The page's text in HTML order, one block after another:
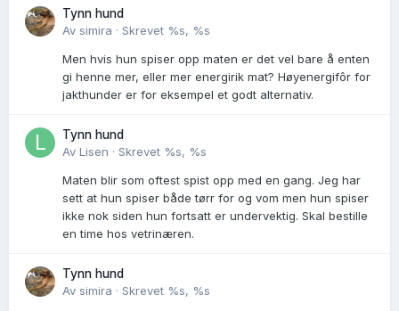
Tynn hund
Av simira · Skrevet %s, %s
Men hvis hun spiser opp maten er det vel bare å enten
gi henne mer, eller mer energirik mat? Høyenergifôr for
jakthunder er for eksempel et godt alternativ.
Tynn hund
Av Lisen · Skrevet %s, %s
Maten blir som oftest spist opp med en gang. Jeg har
sett at hun spiser både tørr for og vom men hun spiser
ikke nok siden hun fortsatt er undervektig. Skal bestille
en time hos vetrinæren.
Tynn hund
Av simira · Skrevet %s, %s